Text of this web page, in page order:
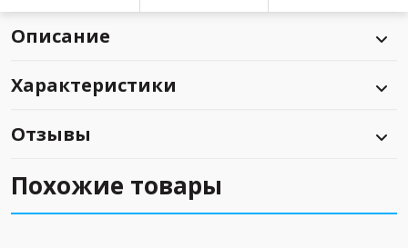
Описание
Характеристики
Отзывы
Похожие товары